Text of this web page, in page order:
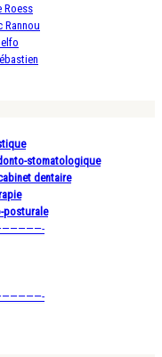
Roess
Rannou
stomatologique
dentaire
posturale